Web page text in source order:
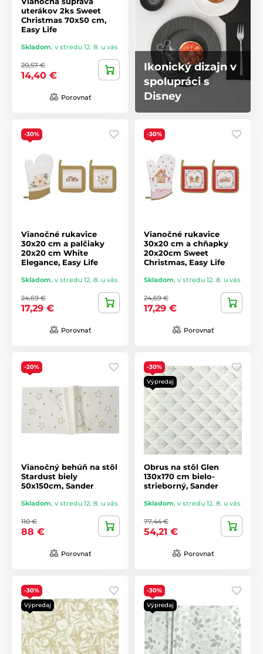
uterákov 2ks Sweet
Christmas 70x50 cm,
Easy Life
Skladom, v stredu 12. 8. u vás
20,57 €
14,40 €
Porovnať
Ikonický dizajn v
spolupráci s
Disney
-30%
Vianočné rukavice
30x20 cm a palčiaky
20x20 cm White
Elegance, Easy Life
Skladom, v stredu 12. 8. u vás
24,69 €
17,29 €
Porovnať
-30%
Vianočné rukavice
30x20 cm a chňapky
20x20cm Sweet
Christmas, Easy Life
Skladom, v stredu 12. 8. u vás
24,69 €
17,29 €
Porovnať
-20%
Vianočný behúň na stôl
Stardust biely
50x150cm, Sander
Skladom, v stredu 12. 8. u vás
110 €
88 €
Porovnať
-30%
Výpredaj
Obrus na stôl Glen
130x170 cm bielo-
strieborný, Sander
Skladom, v stredu 12. 8. u vás
77,44 €
54,21 €
Porovnať
-30%
Výpredaj
-30%
Výpredaj